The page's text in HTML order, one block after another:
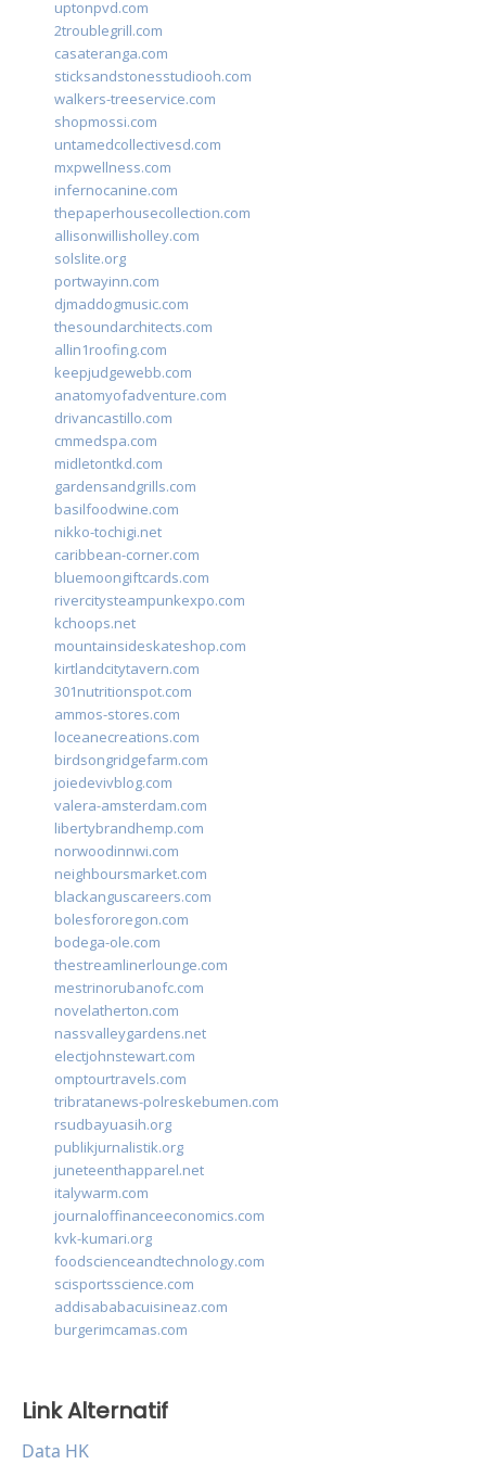
uptonpvd.com
2troublegrill.com
casateranga.com
sticksandstonesstudiooh.com
walkers-treeservice.com
shopmossi.com
untamedcollectivesd.com
mxpwellness.com
infernocanine.com
thepaperhousecollection.com
allisonwillisholley.com
solslite.org
portwayinn.com
djmaddogmusic.com
thesoundarchitects.com
allin1roofing.com
keepjudgewebb.com
anatomyofadventure.com
drivancastillo.com
cmmedspa.com
midletontkd.com
gardensandgrills.com
basilfoodwine.com
nikko-tochigi.net
caribbean-corner.com
bluemoongiftcards.com
rivercitysteampunkexpo.com
kchoops.net
mountainsideskateshop.com
kirtlandcitytavern.com
301nutritionspot.com
ammos-stores.com
loceanecreations.com
birdsongridgefarm.com
joiedevivblog.com
valera-amsterdam.com
libertybrandhemp.com
norwoodinnwi.com
neighboursmarket.com
blackanguscareers.com
bolesfororegon.com
bodega-ole.com
thestreamlinerlounge.com
mestrinorubanofc.com
novelatherton.com
nassvalleygardens.net
electjohnstewart.com
omptourtravels.com
tribratanews-polreskebumen.com
rsudbayuasih.org
publikjurnalistik.org
juneteenthapparel.net
italywarm.com
journaloffinanceeconomics.com
kvk-kumari.org
foodscienceandtechnology.com
scisportsscience.com
addisababacuisineaz.com
burgerimcamas.com
Link Alternatif
Data HK